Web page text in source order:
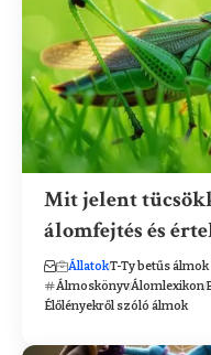
Mit jelent
álomfejtés és
ÁllatokT-Ty betűs álmok
ÁlmoskönyvÁlomlexikon
Élőlényekről szóló álmok